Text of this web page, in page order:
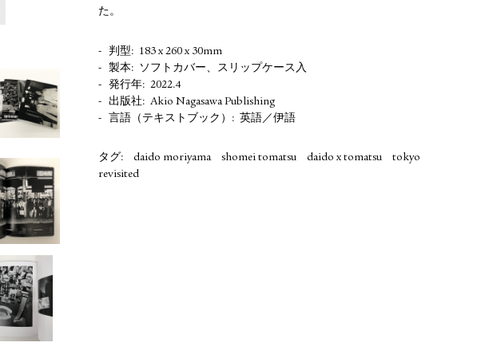
た。
判型
183 x 260 x 30mm
製本
ソフトカバー、スリップケース入
発行年
2022.4
出版社
Akio Nagasawa Publishing
言語（テキストブック）
英語／伊語
タグ: daido moriyama shomei tomatsu daido x tomatsu
tokyo
revisited